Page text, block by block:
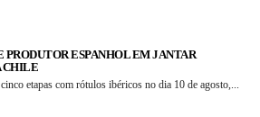
PRODUTOR ESPANHOL EM JANTAR
CHILE
etapas com rótulos ibéricos no dia 10 de agosto,...